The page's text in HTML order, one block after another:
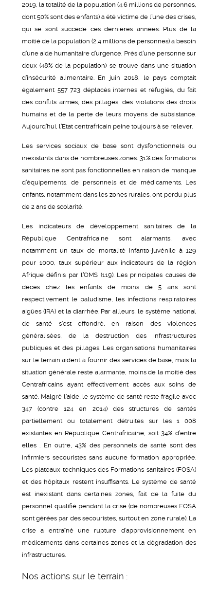
2019, la totalité de la population (4,6 millions de personnes,
dont 50% sont des enfants) a été victime de l’une des crises,
qui se sont succédé ces dernières années. Plus de la
moitié de la population (2,4 millions de personnes) a besoin
d’une aide humanitaire d’urgence. Près d’une personne sur
deux (48% de la population) se trouve dans une situation
d’insécurité alimentaire. En juin 2018, le pays comptait
également 557 723 déplacés internes et réfugiés, du fait
des conflits armés, des pillages, des violations des droits
humains et de la perte de leurs moyens de subsistance.
Aujourd’hui, l’Etat centrafricain peine toujours à se relever.
Les services sociaux de base sont dysfonctionnels ou
inexistants dans de nombreuses zones. 31% des formations
sanitaires ne sont pas fonctionnelles en raison de manque
d’équipements, de personnels et de médicaments. Les
enfants, notamment dans les zones rurales, ont perdu plus
de 2 ans de scolarité.
Les indicateurs de développement sanitaires de la
République Centrafricaine sont alarmants, avec
notamment un taux de mortalité infanto-juvénile à 129
pour 1000, taux supérieur aux indicateurs de la région
Afrique définis par l’OMS (119). Les principales causes de
décès chez les enfants de moins de 5 ans sont
respectivement le paludisme, les infections respiratoires
aigües (IRA) et la diarrhée. Par ailleurs, le système national
de santé s’est effondré, en raison des violences
généralisées, de la destruction des infrastructures
publiques et des pillages. Les organisations humanitaires
sur le terrain aident à fournir des services de base, mais la
situation générale reste alarmante, moins de la moitié des
Centrafricains ayant effectivement accès aux soins de
santé. Malgré l’aide, le système de santé reste fragile avec
347 (contre 124 en 2014) des structures de santés
partiellement ou totalement détruites sur les 1 008
existantes en République Centrafricaine, soit 34% d’entre
elles . En outre, 43% des personnels de santé sont des
infirmiers secouristes sans aucune formation appropriée.
Les plateaux techniques des Formations sanitaires (FOSA)
et des hôpitaux restent insuffisants. Le système de santé
est inexistant dans certaines zones, fait de la fuite du
personnel qualifié pendant la crise (de nombreuses FOSA
sont gérées par des secouristes, surtout en zone rurale). La
crise a entraîné une rupture d’approvisionnement en
médicaments dans certaines zones et la dégradation des
infrastructures.
Nos actions sur le terrain :